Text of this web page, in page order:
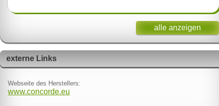
alle anzeigen
externe Links
Webseite des Herstellers:
www.concorde.eu